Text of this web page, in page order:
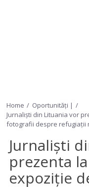
Home
Oportunități |
Jurnaliști din Lituania vor
fotografii despre refugiații
Jurnaliști
prezenta
expoziție